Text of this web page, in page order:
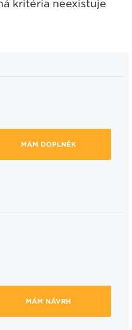
kritéria neexistuje
MÁM DOPLNĚK
MÁM NÁVRH